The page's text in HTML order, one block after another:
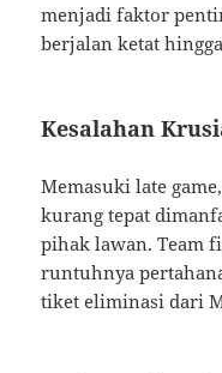
menjadi faktor
berjalan ketat
Kesalahan
Memasuki late
kurang tepat
pihak lawan. Team
runtuhnya
tiket eliminasi dari